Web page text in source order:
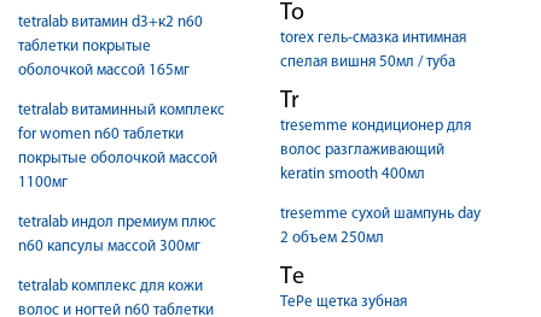
tetralab витамин d3+к2 n60
таблетки покрытые
оболочкой массой 165мг
tetralab витаминный комплекс
for women n60 таблетки
покрытые оболочкой массой
1100мг
tetralab индол премиум плюс
n60 капсулы массой 300мг
tetralab комплекс для кожи
волос и ногтей n60 таблетки
To
torex гель-смазка интимная
спелая вишня 50мл / туба
Tr
tresemme кондиционер для
волос разглаживающий
keratin smooth 400мл
tresemme сухой шампунь day
2 объем 250мл
Tе
TеPе щетка зубная